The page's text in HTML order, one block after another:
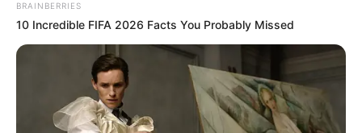
será possível com mobilização nacional. A entidade lembra que
a conquista do Piso Salarial de 2 salários mínimos só foi possível
união das categorias em Brasília.
“Por ser um ato extremamente necessário, conto com a presença
de todos”, destacou o presidente da FENASCE na convocatória
BRAINBERRIES
10 Incredible FIFA 2026 Facts You Probably Missed